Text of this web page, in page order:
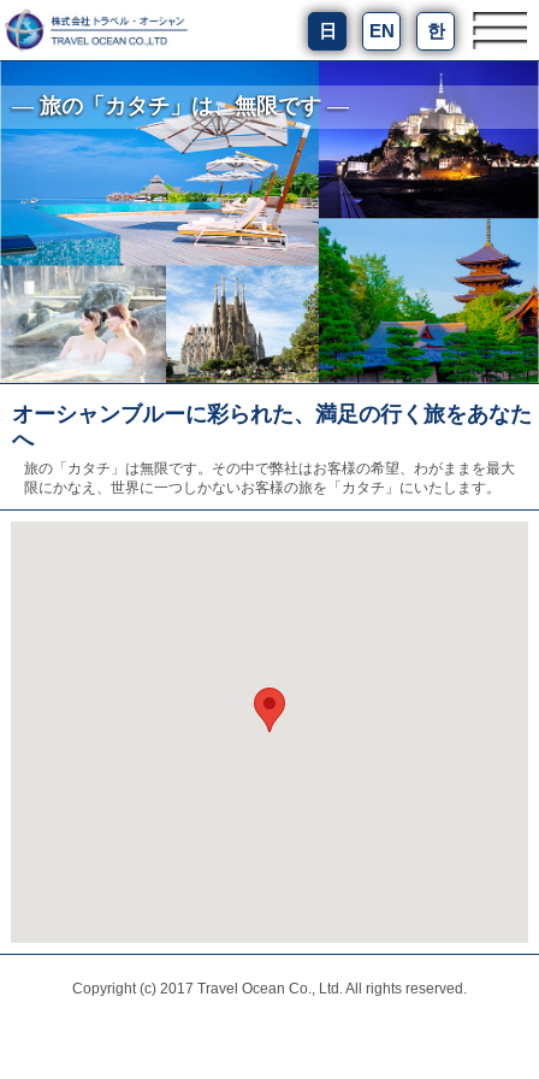
日 EN 한
― 旅の「カタチ」は、無限です ―
オーシャンブルーに彩られた、満足の行く旅をあなた
へ
旅の「カタチ」は無限です。その中で弊社はお客様の希望、わがままを最大
限にかなえ、世界に一つしかないお客様の旅を「カタチ」にいたします。
Copyright (c) 2017 Travel Ocean Co., Ltd. All rights reserved.